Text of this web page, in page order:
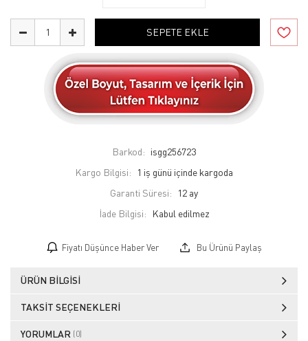
SEPETE EKLE
Barkod: isgg256723
Kargo Bilgisi:
1 iş günü içinde kargoda
Garanti Süresi:
12 ay
İade Bilgisi:
Fiyatı Düşünce Haber Ver Bu Ürünü Paylaş
ÜRÜN BILGISI
TAKSIT SEÇENEKLERI
YORUMLAR (0)